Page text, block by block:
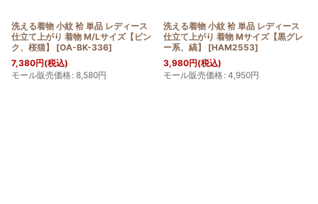
洗える着物 小紋 袷 単品 レディース
仕立て上がり 着物 M/Lサイズ【ピン
ク、桜猫】
[OA-BK-336]
7,380円(税込)
モール販売価格: 8,580円
洗える着物 小紋 袷 単品 レディース
仕立て上がり 着物 Mサイズ【黒グレ
ー系、縞】
[HAM2553]
3,980円(税込)
モール販売価格: 4,950円